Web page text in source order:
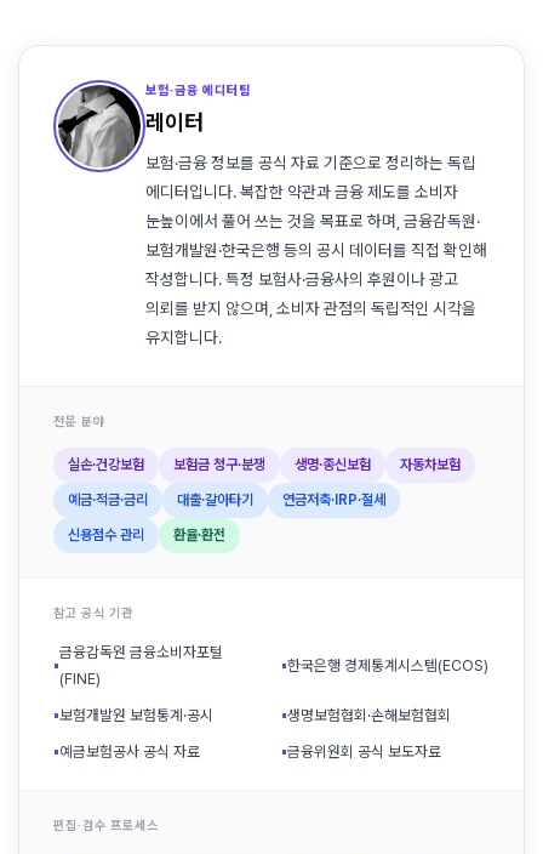
보험·금융 에디터팀
레이터
보험·금융 정보를 공식 자료 기준으로 정리하는 독립
에디터입니다. 복잡한 약관과 금융 제도를 소비자
눈높이에서 풀어 쓰는 것을 목표로 하며, 금융감독원·
보험개발원·한국은행 등의 공시 데이터를 직접 확인해
작성합니다. 특정 보험사·금융사의 후원이나 광고
의뢰를 받지 않으며, 소비자 관점의 독립적인 시각을
유지합니다.
전문 분야
실손·건강보험 보험금 청구·분쟁 생명·종신보험 자동차보험
예금·적금·금리 대출·갈아타기 연금저축·IRP·절세
신용점수 관리 환율·환전
참고 공식 기관
▪
금융감독원 금융소비자포털
(FINE)
▪한국은행 경제통계시스템(ECOS)
▪보험개발원 보험통계·공시 ▪생명보험협회·손해보험협회
▪예금보험공사 공식 자료 ▪금융위원회 공식 보도자료
편집·검수 프로세스